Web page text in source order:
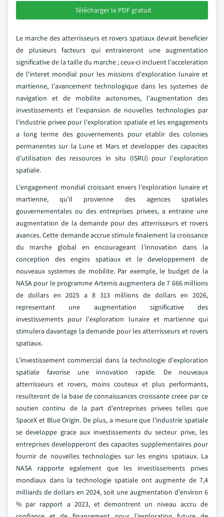
Télécharger le PDF gratuit
Le marche des atterrisseurs et rovers spatiaux devrait beneficier
de plusieurs facteurs qui entraineront une augmentation
significative de la taille du marche ; ceux-ci incluent l'acceleration
de l'interet mondial pour les missions d'exploration lunaire et
martienne, l'avancement technologique dans les systemes de
navigation et de mobilite autonomes, l'augmentation des
investissements et l'expansion de nouvelles technologies par
l'industrie privee pour l'exploration spatiale et les engagements
a long terme des gouvernements pour etablir des colonies
permanentes sur la Lune et Mars et developper des capacites
d'utilisation des ressources in situ (ISRU) pour l'exploration
spatiale.
L'engagement mondial croissant envers l'exploration lunaire et
martienne, qu'il provienne des agences spatiales
gouvernementales ou des entreprises privees, a entraine une
augmentation de la demande pour des atterrisseurs et rovers
avances. Cette demande accrue stimule finalement la croissance
du marche global en encourageant l'innovation dans la
conception des engins spatiaux et le developpement de
nouveaux systemes de mobilite. Par exemple, le budget de la
NASA pour le programme Artemis augmentera de 7 666 millions
de dollars en 2025 a 8 313 millions de dollars en 2026,
representant une augmentation significative des
investissements pour l'exploration lunaire et martienne qui
stimulera davantage la demande pour les atterrisseurs et rovers
spatiaux.
L'investissement commercial dans la technologie d'exploration
spatiale favorise une innovation rapide. De nouveaux
atterrisseurs et rovers, moins couteux et plus performants,
resulteront de la base de connaissances croissante creee par ce
soutien continu de la part d'entreprises privees telles que
SpaceX et Blue Origin. De plus, a mesure que l'industrie spatiale
se developpe grace aux investissements du secteur prive, les
entreprises developperont des capacites supplementaires pour
fournir de nouvelles technologies sur les engins spatiaux. La
NASA rapporte egalement que les investissements prives
mondiaux dans la technologie spatiale ont augmente de 7,4
milliards de dollars en 2024, soit une augmentation d'environ 6
% par rapport a 2023, et demontrent un niveau accru de